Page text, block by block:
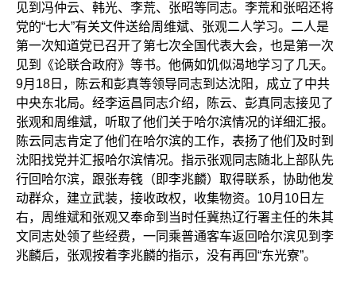
见到冯仲云、韩光、李荒、张昭等同志。李荒和张昭还将
党的“七大”有关文件送给周维斌、张观二人学习。二人是
第一次知道党已召开了第七次全国代表大会，也是第一次
见到《论联合政府》等书。他俩如饥似渴地学习了几天。
9月18日，陈云和彭真等领导同志到达沈阳，成立了中共
中央东北局。经李运昌同志介绍，陈云、彭真同志接见了
张观和周维斌，听取了他们关于哈尔滨情况的详细汇报。
陈云同志肯定了他们在哈尔滨的工作，表扬了他们及时到
沈阳找党并汇报哈尔滨情况。指示张观同志随北上部队先
行回哈尔滨，跟张寿篯（即李兆麟）取得联系，协助他发
动群众，建立武装，接收政权，收集物资。10月10日左
右，周维斌和张观又奉命到当时任冀热辽行署主任的朱其
文同志处领了些经费，一同乘普通客车返回哈尔滨见到李
兆麟后，张观按着李兆麟的指示，没有再回“东光寮”。